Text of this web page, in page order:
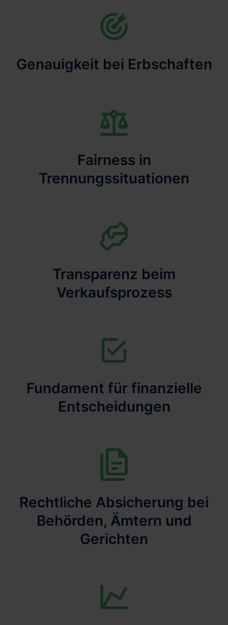
Genauigkeit bei Erbschaften
Fairness in
Trennungssituationen
Transparenz beim
Verkaufsprozess
Fundament für finanzielle
Entscheidungen
Rechtliche Absicherung bei
Behörden, Ämtern und
Gerichten